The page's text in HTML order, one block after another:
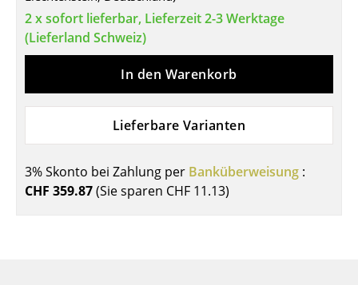
Esstische
Beistelltische
Schreibtische
Konferenztische
Stehtische & Stehpulte
2 x sofort lieferbar, Lieferzeit 2-3 Werktage
(Lieferland Schweiz)
In den Warenkorb
Lieferbare Varianten
3% Skonto bei Zahlung per Banküberweisung :
CHF 359.87(Sie sparen CHF 11.13)